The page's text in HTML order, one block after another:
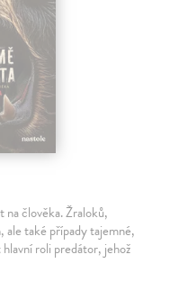
člověka. Žraloků,
také případy tajemné,
roli predátor, jehož